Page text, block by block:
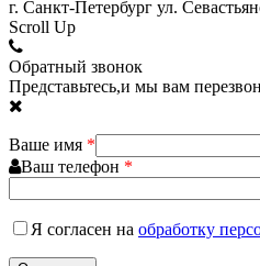
г. Санкт-Петербург ул.
Scroll Up
Обратный звонок
Представьтесь,и мы вам
Ваше имя *
Ваш телефон *
Я согласен на обработку